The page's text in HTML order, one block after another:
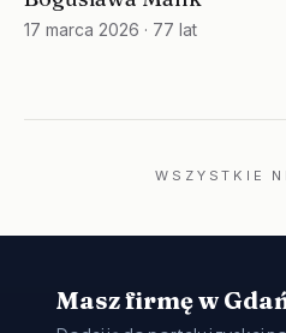
17 marca 2026 · 77 lat
WSZYSTKIE
Masz firmę w